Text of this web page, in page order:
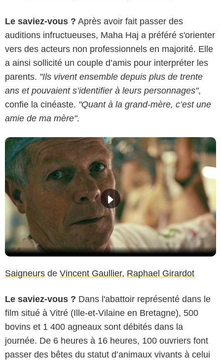
Le saviez-vous ? Après avoir fait passer des
auditions infructueuses, Maha Haj a préféré s'orienter
vers des acteurs non professionnels en majorité. Elle
a ainsi sollicité un couple d’amis pour interpréter les
parents. "Ils vivent ensemble depuis plus de trente
ans et pouvaient s’identifier à leurs personnages",
confie la cinéaste. "Quant à la grand-mère, c’est une
amie de ma mère".
Saigneurs de Vincent Gaullier, Raphael Girardot
Le saviez-vous ? Dans l'abattoir représenté dans le
film situé à Vitré (Ille-et-Vilaine en Bretagne), 500
bovins et 1 400 agneaux sont débités dans la
journée. De 6 heures à 16 heures, 100 ouvriers font
passer des bêtes du statut d’animaux vivants à celui